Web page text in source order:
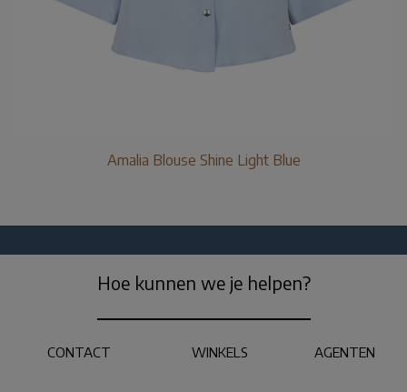
Amalia Blouse Shine Light Blue
Hoe kunnen we je helpen?
CONTACT WINKELS AGENTEN